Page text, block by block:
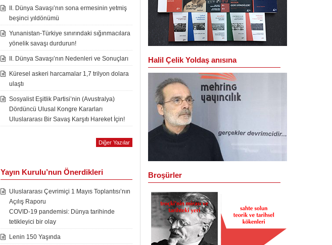
II. Dünya Savaşı’nın sona ermesinin yetmiş
beşinci yıldönümü
Yunanistan-Türkiye sınırındaki sığınmacılara
yönelik savaşı durdurun!
II. Dünya Savaşı’nın Nedenleri ve Sonuçları
Küresel askeri harcamalar 1,7 trilyon dolara
ulaştı
Sosyalist Eşitlik Partisi’nin (Avustralya)
Dördüncü Ulusal Kongre Kararları
Uluslararası Bir Savaş Karşıtı Hareket İçin!
Diğer Yazılar
Yayın Kurulu’nun Önerdikleri
Uluslararası Çevrimiçi 1 Mayıs Toplantısı’nın
Açılış Raporu
COVID-19 pandemisi: Dünya tarihinde
tetikleyici bir olay
Lenin 150 Yaşında
Halil Çelik Yoldaş anısına
Broşürler